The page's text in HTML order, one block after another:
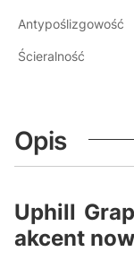
Antypoślizgowość
Ścieralność
Opis
Uphill
akcent